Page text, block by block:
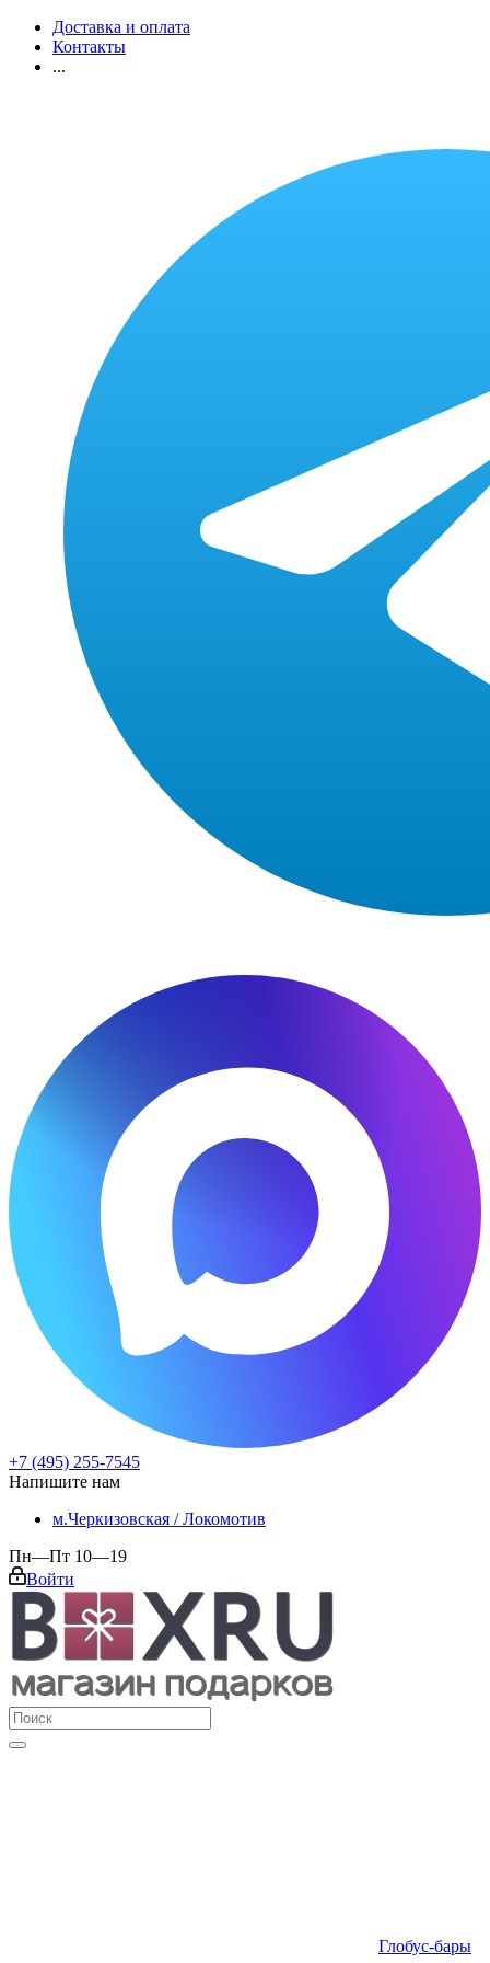
Доставка и оплата
Контакты
...
+7 (495) 255-7545
Напишите нам
м.Черкизовская / Локомотив
Пн—Пт 10—19
Войти
Глобус-бары